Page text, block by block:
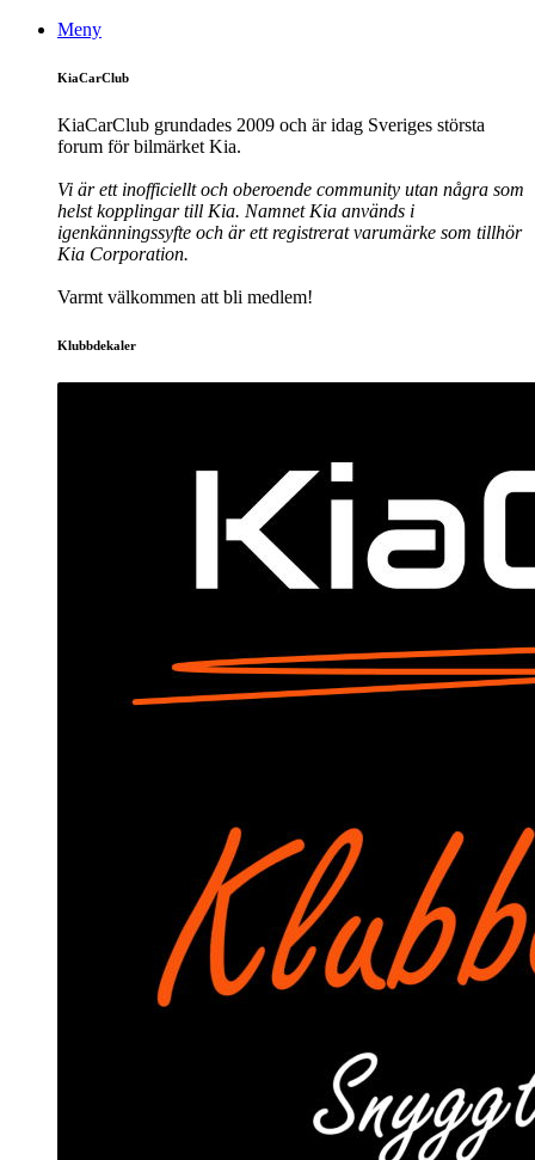
Meny
KiaCarClub
KiaCarClub grundades 2009 och är idag Sveriges största
forum för bilmärket Kia.
Vi är ett inofficiellt och oberoende community utan några som
helst kopplingar till Kia. Namnet Kia används i
igenkänningssyfte och är ett registrerat varumärke som tillhör
Kia Corporation.
Varmt välkommen att bli medlem!
Klubbdekaler